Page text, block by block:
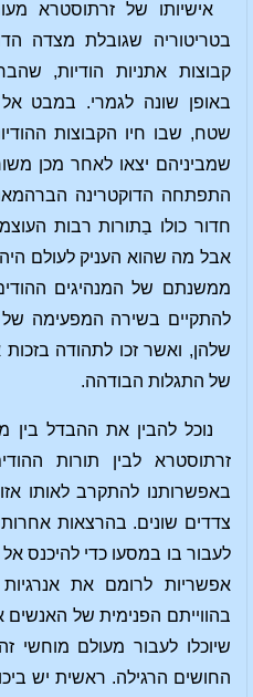
אישיותו של זרתוסטרא
בטריטוריה שגובלת מצדה
קבוצות אתניות הודיות,
באופן שונה לגמרי. במבט
שטח, שבו חיו הקבוצות
שמביניהם יצאו לאחר מכן
התפתחה הדוקטרינה
חדור כולו בַתורות רבות
אבל מה שהוא העניק לעולם
ממשנתם של המנהיגים
להתקיים בשירה המפעימה של
שלהן, ואשר זכו לתהודה
של התגלות הבודהה.
נוכל להבין את ההבדל
זרתוסטרא לבין תורות
באפשרותנו להתקרב לאותו
צדדים שונים. בהרצאות
לעבור בו במסעו כדי להיכנס
אפשריות לרומם את
בהווייתם הפנימית של
שיוכלו לעבור מעולם
החושים הרגילה. ראשית יש